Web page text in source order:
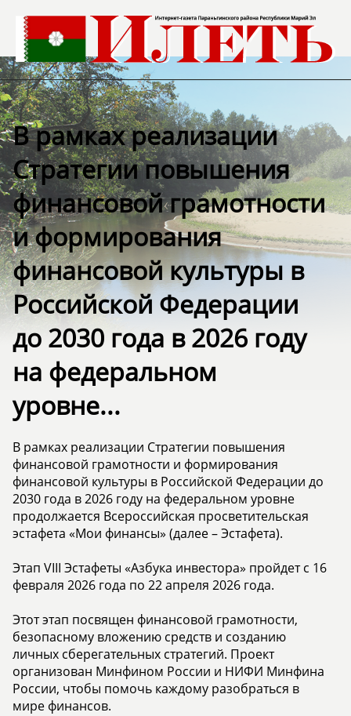
В рамках реализации
Стратегии повышения
финансовой грамотности
и формирования
финансовой культуры в
Российской Федерации
до 2030 года в 2026 году
на федеральном
уровне...
В рамках реализации Стратегии повышения
финансовой грамотности и формирования
финансовой культуры в Российской Федерации до
2030 года в 2026 году на федеральном уровне
продолжается Всероссийская просветительская
эстафета «Мои финансы» (далее – Эстафета).
Этап VIII Эстафеты «Азбука инвестора» пройдет с 16
февраля 2026 года по 22 апреля 2026 года.
Этот этап посвящен финансовой грамотности,
безопасному вложению средств и созданию
личных сберегательных стратегий. Проект
организован Минфином России и НИФИ Минфина
России, чтобы помочь каждому разобраться в
мире финансов.